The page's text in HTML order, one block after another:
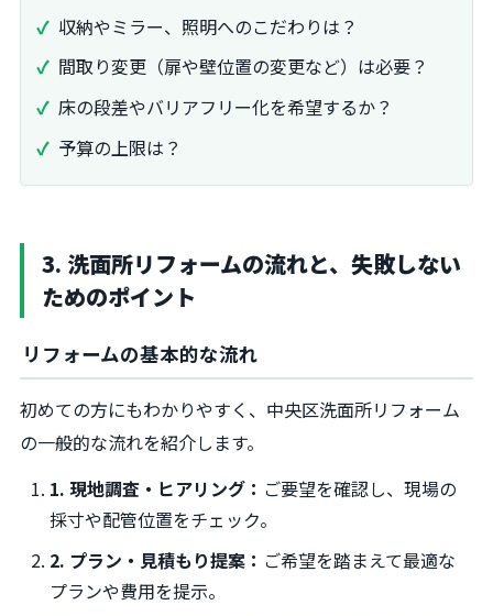
収納やミラー、照明へのこだわりは？
間取り変更（扉や壁位置の変更など）は必要？
床の段差やバリアフリー化を希望するか？
予算の上限は？
3. 洗面所リフォームの流れと、失敗しない
ためのポイント
リフォームの基本的な流れ
初めての方にもわかりやすく、中央区洗面所リフォーム
の一般的な流れを紹介します。
1. 現地調査・ヒアリング： ご要望を確認し、現場の
採寸や配管位置をチェック。
2. プラン・見積もり提案： ご希望を踏まえて最適な
プランや費用を提示。